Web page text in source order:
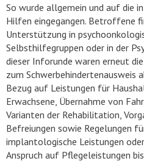
So wurde allgemein und auf die
Hilfen eingegangen. Betroffene
Unterstützung in
Selbsthilfegruppen oder in der
dieser Inforunde waren erneut
zum Schwerbehindertenausweis
Bezug auf Leistungen für
Erwachsene, Übernahme von
Varianten der Rehabilitation,
Befreiungen sowie Regelungen
implantologische Leistungen
Anspruch auf Pflegeleistungen